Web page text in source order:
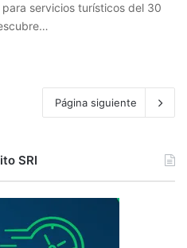
para servicios turísticos del 30
Página siguiente
SRI